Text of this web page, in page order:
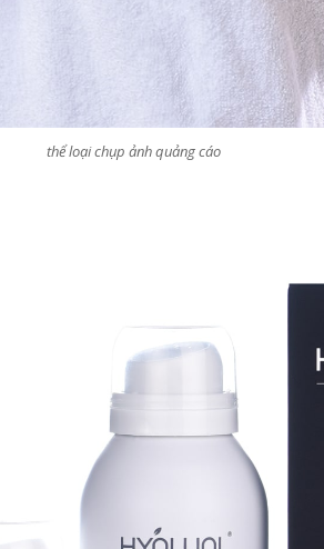
thể loại chụp ảnh quảng cáo